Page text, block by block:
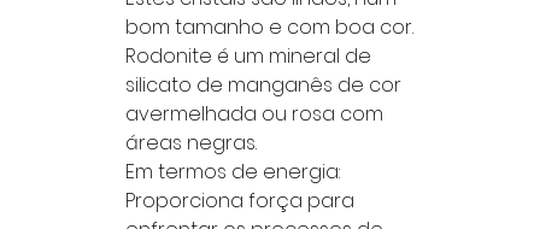
bom tamanho e com boa cor.
Rodonite é um mineral de
silicato de manganês de cor
avermelhada ou rosa com
áreas negras.
Em termos de energia:
Proporciona força para